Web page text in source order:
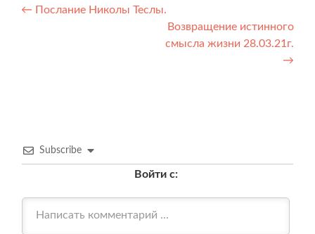
Навигация
← Послание Николы Теслы.
Возвращение истинного
смысла жизни 28.03.21г.
→
Subscribe
Войти с: